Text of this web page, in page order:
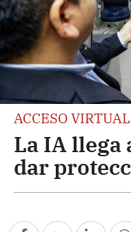
ACCESO
La IA llega
dar